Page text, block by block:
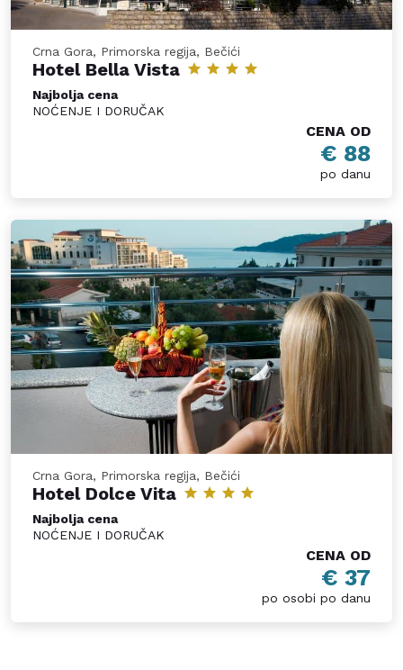
Crna Gora, Primorska regija, Bečići
Hotel Bella Vista
Najbolja cena
NOĆENJE I DORUČAK
CENA OD
€ 88
po danu
Crna Gora, Primorska regija, Bečići
Hotel Dolce Vita
Najbolja cena
NOĆENJE I DORUČAK
CENA OD
€ 37
po osobi po danu